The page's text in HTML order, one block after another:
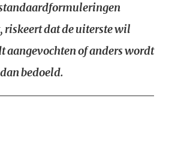
riskeert dat de uiterste wil
aangevochten of anders wordt
bedoeld.